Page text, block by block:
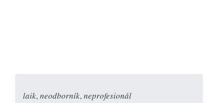
laik, neodborník, neprofesionál